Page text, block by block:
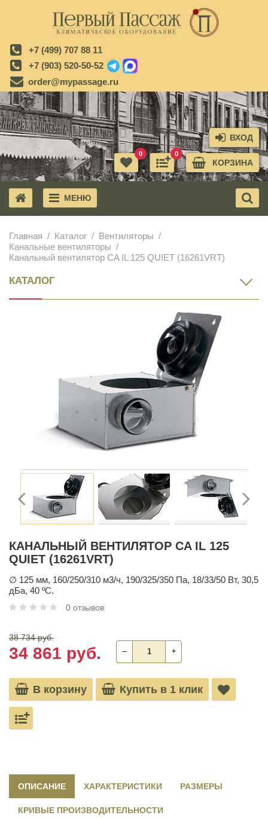
+7 (499) 707 88 11
+7 (903) 520-50-52
order@mypassage.ru
ВХОД
КОРЗИНА
0
0
МЕНЮ
Главная Каталог
Вентиляторы
Канальные вентиляторы
Канальный вентилятор CA IL 125 QUIET (16261VRT)
КАТАЛОГ
КАНАЛЬНЫЙ ВЕНТИЛЯТОР CA IL 125
QUIET (16261VRT)
∅ 125 мм, 160/250/310 м3/ч, 190/325/350 Па, 18/33/50 Вт, 30,5
дБа, 40 ºС.
0 отзывов
38 734 руб.
34 861 руб. ‒ +
В корзину Купить в 1 клик
ОПИСАНИЕ ХАРАКТЕРИСТИКИ РАЗМЕРЫ
КРИВЫЕ ПРОИЗВОДИТЕЛЬНОСТИ